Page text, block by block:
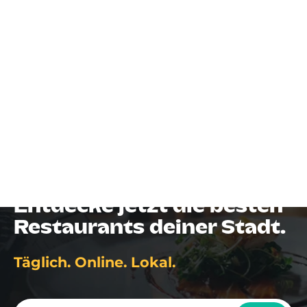
Entdecke jetzt die besten
Restaurants deiner Stadt.
Täglich. Online. Lokal.